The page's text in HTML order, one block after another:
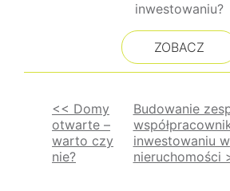
inwestowaniu?
ZOBACZ
Nawigacja
wpisu
<< Domy
otwarte –
warto czy
nie?
Budowanie
inwestowaniu w
nieruchomości